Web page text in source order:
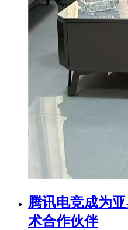
腾讯电竞成为
术合作伙伴